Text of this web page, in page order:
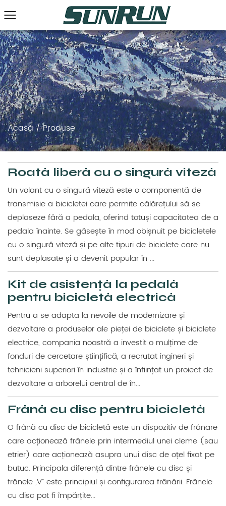
Acasă/Produse
Roată liberă cu o singură viteză
Un volant cu o singură viteză este o componentă de
transmisie a bicicletei care permite călărețului să se
deplaseze fără a pedala, oferind totuși capacitatea de a
pedala înainte. Se găsește în mod obișnuit pe bicicletele
cu o singură viteză și pe alte tipuri de biciclete care nu
sunt deplasate și a devenit popular în ...
Kit de asistență la pedală
pentru bicicletă electrică
Pentru a se adapta la nevoile de modernizare și
dezvoltare a produselor ale pieței de biciclete și biciclete
electrice, compania noastră a investit o mulțime de
fonduri de cercetare științifică, a recrutat ingineri și
tehnicieni superiori în industrie și a înființat un proiect de
dezvoltare a arborelui central de în...
Frână cu disc pentru bicicletă
O frână cu disc de bicicletă este un dispozitiv de frânare
care acționează frânele prin intermediul unei cleme (sau
etrier) care acționează asupra unui disc de oțel fixat pe
butuc. Principala diferență dintre frânele cu disc și
frânele „V” este principiul și configurarea frânării. Frânele
cu disc pot fi împărțite...